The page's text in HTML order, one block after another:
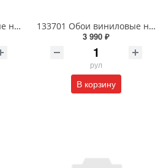
133702 Обои виниловые на флизелиновой основе 1.06 X 10м
133701 Обои виниловые на флизелиновой основе 1.06 X 10м
3 990 ₽
рул
В корзину